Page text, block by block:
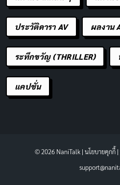
ประวัติดารา AV ผลงาน
ระทึกขวัญ (THRILLER)
แคปชั่น
© 2026 NaniTalk | นโยบายคุกกี้|